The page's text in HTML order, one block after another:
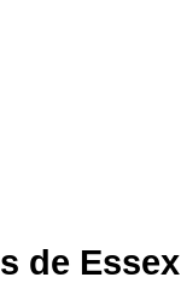
de Essex